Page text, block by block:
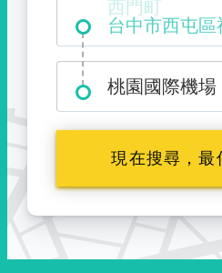
西門町
桃園國際機場
現在搜尋，